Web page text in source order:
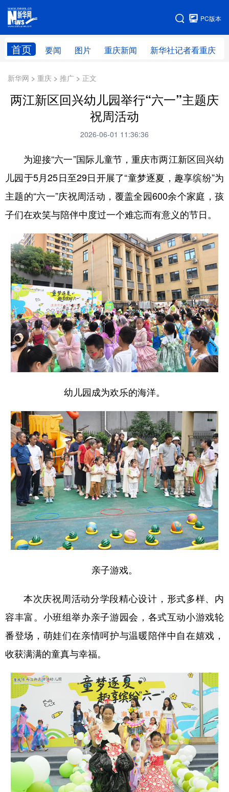
PC版本
首页 要闻 图片 重庆新闻 新华社记者看重庆
网站地图
新华网 > 重庆 > 推广 > 正文
两江新区回兴幼儿园举行“六一”主题庆
祝周活动
2026-06-01 11:36:36
为迎接“六一”国际儿童节，重庆市两江新区回兴幼
儿园于5月25日至29日开展了“童梦逐夏，趣享缤纷”为
主题的“六一”庆祝周活动，覆盖全园600余个家庭，孩
子们在欢笑与陪伴中度过一个难忘而有意义的节日。
幼儿园成为欢乐的海洋。
亲子游戏。
本次庆祝周活动分学段精心设计，形式多样、内
容丰富。小班组举办亲子游园会，各式互动小游戏轮
番登场，萌娃们在亲情呵护与温暖陪伴中自在嬉戏，
收获满满的童真与幸福。